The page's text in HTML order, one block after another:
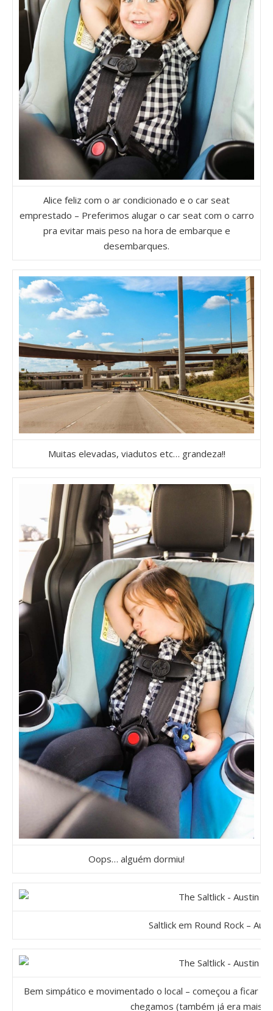
Alice feliz com o ar condicionado e o car seat
emprestado – Preferimos alugar o car seat com o carro
pra evitar mais peso na hora de embarque e
desembarques.
Muitas elevadas, viadutos etc… grandeza!!
Oops… alguém dormiu!
Saltlick em Round Rock –
Bem simpático e movimentado o local – começou a ficar
chegamos (também já era mais